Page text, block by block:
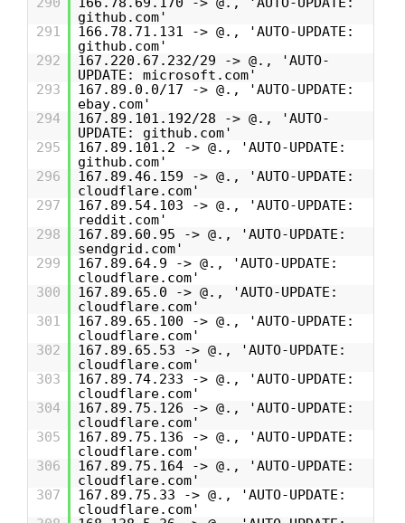
github.com'
291
166.78.71.131 -> @., 'AUTO-UPDATE:
github.com'
292
167.220.67.232/29 -> @., 'AUTO-
UPDATE: microsoft.com'
293
167.89.0.0/17 -> @., 'AUTO-UPDATE:
ebay.com'
294
167.89.101.192/28 -> @., 'AUTO-
UPDATE: github.com'
295
167.89.101.2 -> @., 'AUTO-UPDATE:
github.com'
296
167.89.46.159 -> @., 'AUTO-UPDATE:
cloudflare.com'
297
167.89.54.103 -> @., 'AUTO-UPDATE:
reddit.com'
298
167.89.60.95 -> @., 'AUTO-UPDATE:
sendgrid.com'
299
167.89.64.9 -> @., 'AUTO-UPDATE:
cloudflare.com'
300
167.89.65.0 -> @., 'AUTO-UPDATE:
cloudflare.com'
301
167.89.65.100 -> @., 'AUTO-UPDATE:
cloudflare.com'
302
167.89.65.53 -> @., 'AUTO-UPDATE:
cloudflare.com'
303
167.89.74.233 -> @., 'AUTO-UPDATE:
cloudflare.com'
304
167.89.75.126 -> @., 'AUTO-UPDATE:
cloudflare.com'
305
167.89.75.136 -> @., 'AUTO-UPDATE:
cloudflare.com'
306
167.89.75.164 -> @., 'AUTO-UPDATE:
cloudflare.com'
307
167.89.75.33 -> @., 'AUTO-UPDATE:
cloudflare.com'